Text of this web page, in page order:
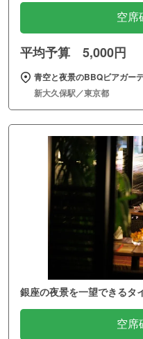
空席
平均予算 5,000円
青空と夜景のBBQビアガー
新大久保駅／東京都
銀座の夜景を一望できるタ
空席